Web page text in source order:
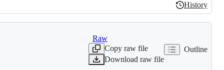
History
History
Raw
Copy raw file
Download raw file
Outline